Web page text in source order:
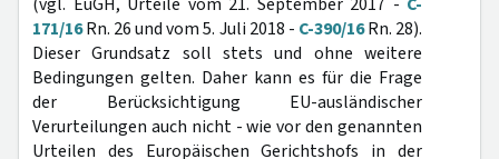
171/16Rn. 26 und vom 5. Juli 2018 - C-390/16Rn. 28).
Dieser Grundsatz soll stets und ohne weitere
Bedingungen gelten. Daher kann es für die Frage
der Berücksichtigung EU-ausländischer
Verurteilungen auch nicht - wie vor den genannten
Urteilen des Europäischen Gerichtshofs in der